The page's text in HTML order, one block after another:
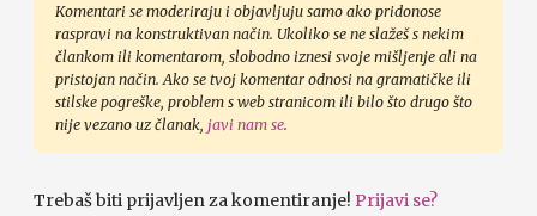
Komentari se moderiraju i objavljuju samo ako pridonose
raspravi na konstruktivan način. Ukoliko se ne slažeš s nekim
člankom ili komentarom, slobodno iznesi svoje mišljenje ali na
pristojan način. Ako se tvoj komentar odnosi na gramatičke ili
stilske pogreške, problem s web stranicom ili bilo što drugo što
nije vezano uz članak, javi nam se.
Trebaš biti prijavljen za komentiranje! Prijavi se?